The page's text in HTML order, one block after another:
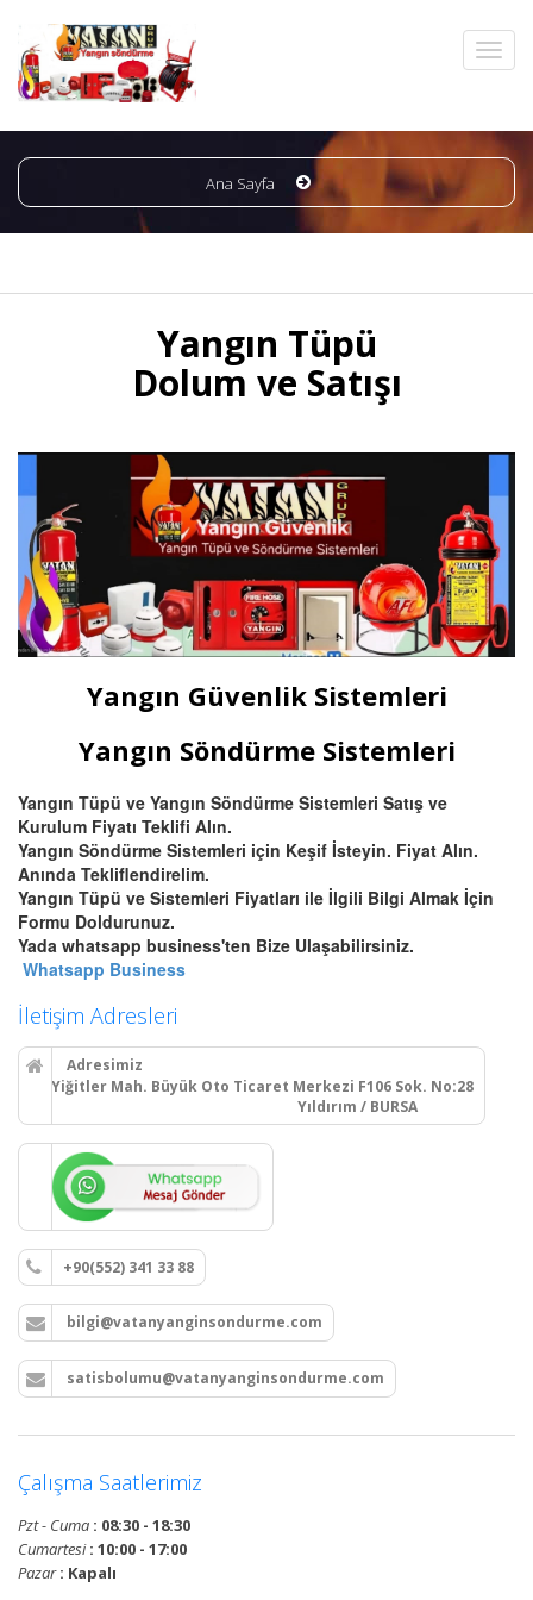
Ana Sayfa
Yangın Tüpü
Dolum ve Satışı
Yangın Güvenlik Sistemleri
Yangın Söndürme Sistemleri
Yangın Tüpü ve Yangın Söndürme Sistemleri Satış ve
Kurulum Fiyatı Teklifi Alın.
Yangın Söndürme Sistemleri için Keşif İsteyin. Fiyat Alın.
Anında Tekliflendirelim.
Yangın Tüpü ve Sistemleri Fiyatları ile İlgili Bilgi Almak İçin
Formu Doldurunuz.
Yada whatsapp business'ten Bize Ulaşabilirsiniz.
Whatsapp Business
İletişim Adresleri
Adresimiz
Yiğitler Mah. Büyük Oto Ticaret Merkezi F106 Sok. No:28
Yıldırım / BURSA
+90(552) 341 33 88
bilgi@vatanyanginsondurme.com
satisbolumu@vatanyanginsondurme.com
Çalışma Saatlerimiz
Pzt - Cuma : 08:30 - 18:30
Cumartesi: 10:00 - 17:00
Pazar: Kapalı